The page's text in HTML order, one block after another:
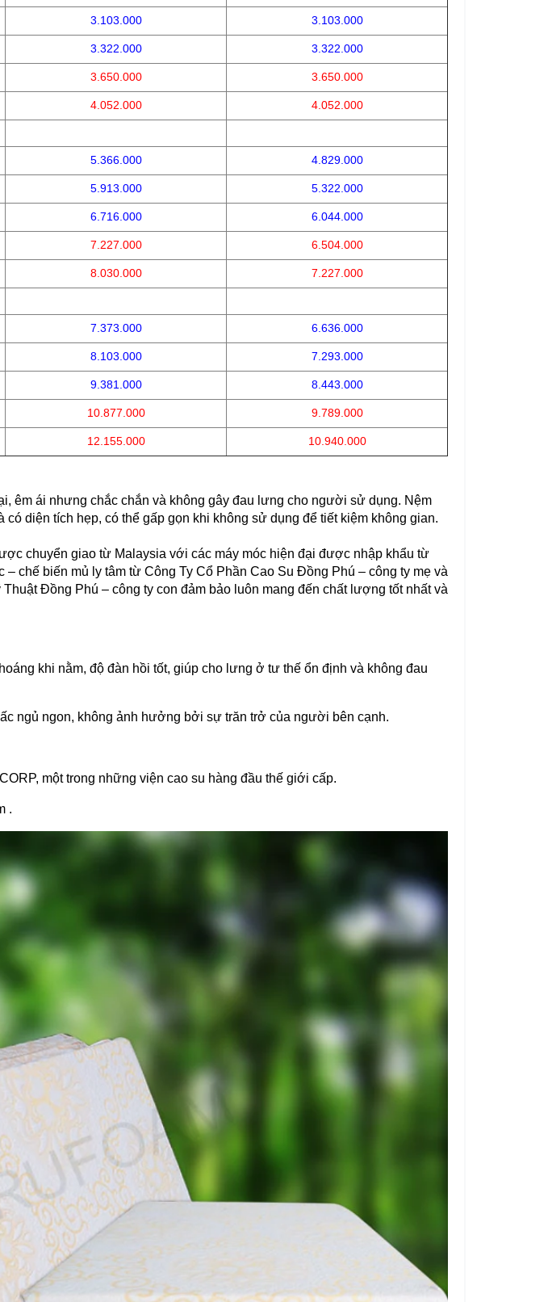
3.103.000 3.103.000
3.322.000 3.322.000
3.650.000 3.650.000
4.052.000 4.052.000
5.366.000 4.829.000
5.913.000 5.322.000
6.716.000 6.044.000
7.227.000 6.504.000
8.030.000 7.227.000
7.373.000 6.636.000
8.103.000 7.293.000
9.381.000 8.443.000
10.877.000 9.789.000
12.155.000 10.940.000
êm ái nhưng chắc chắn và không gây đau lưng cho người sử dụng. Nệm
diện tích hẹp, có thể gấp gọn khi không sử dụng để tiết kiệm không gian.
chuyển giao từ Malaysia với các máy móc hiện đại được nhập khẩu từ
chế biến mủ ly tâm từ Công Ty Cổ Phần Cao Su Đồng Phú – công ty mẹ và
Đồng Phú – công ty con đảm bảo luôn mang đến chất lượng tốt nhất và
khi nằm, độ đàn hồi tốt, giúp cho lưng ở tư thế ổn định và không đau
ngủ ngon, không ảnh hưởng bởi sự trăn trở của người bên cạnh.
một trong những viện cao su hàng đầu thế giới cấp.
.